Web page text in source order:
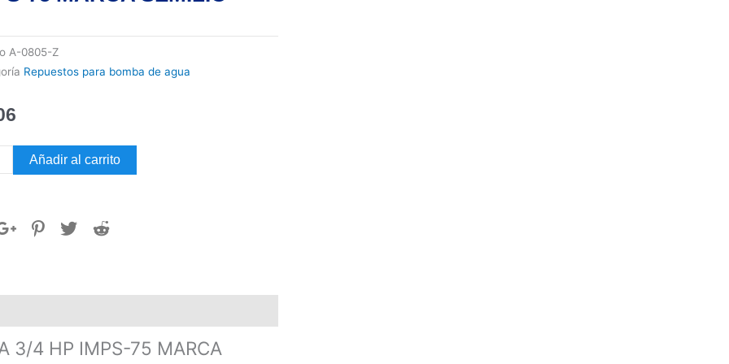
A-0805-Z
Repuestos para bomba de agua
Añadir al carrito
3/4 HP IMPS-75 MARCA